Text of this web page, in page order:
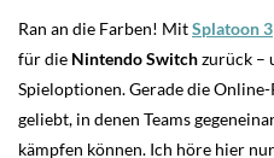
Ran an die Farben! MitSplatoon 3
für die Nintendo Switchzurück –
Spieloptionen. Gerade die
geliebt, in denen Teams
kämpfen können. Ich höre hier